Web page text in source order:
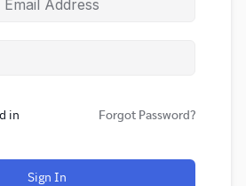
in Forgot Password?
Sign In